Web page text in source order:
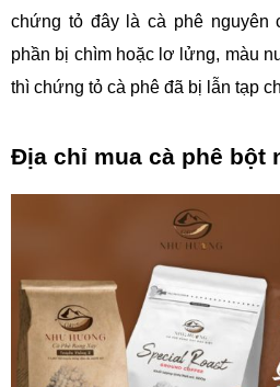
chứng tỏ đây là cà phê nguyên
phần bị chìm hoặc lơ lửng, màu
thì chứng tỏ cà phê đã bị lẫn tạp
Địa chỉ mua cà phê bột